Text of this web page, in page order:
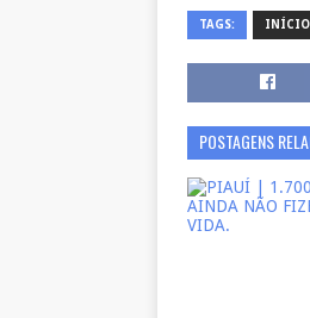
TAGS: INÍCIO
POSTAGENS